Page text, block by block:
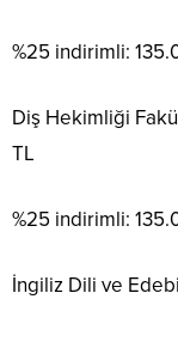
%25 indirimli:
Diş Hekimliği
TL
%25 indirimli:
İngiliz Dili ve